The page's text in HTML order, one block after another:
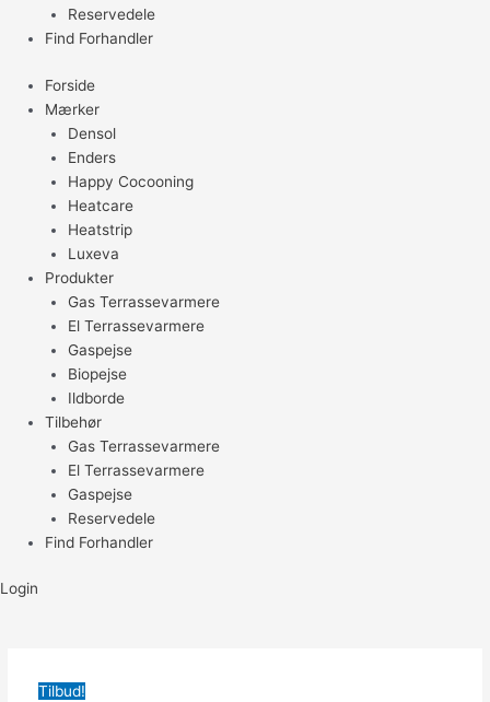
Reservedele
Find Forhandler
Forside
Mærker
Densol
Enders
Happy Cocooning
Heatcare
Heatstrip
Luxeva
Produkter
Gas Terrassevarmere
El Terrassevarmere
Gaspejse
Biopejse
Ildborde
Tilbehør
Gas Terrassevarmere
El Terrassevarmere
Gaspejse
Reservedele
Find Forhandler
Login
Tilbud!